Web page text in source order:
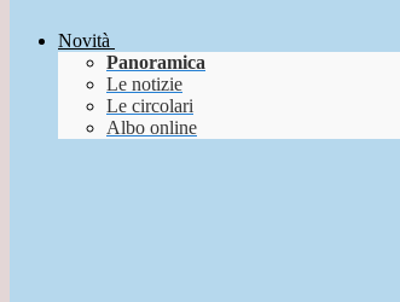
Novità
Panoramica
Le notizie
Le circolari
Albo online